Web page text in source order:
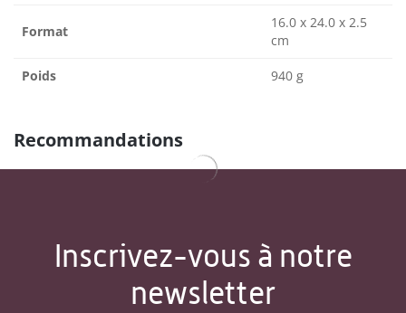
Format
16.0 x 24.0 x 2.5
cm
Poids 940 g
Recommandations
Inscrivez-vous à notre
newsletter